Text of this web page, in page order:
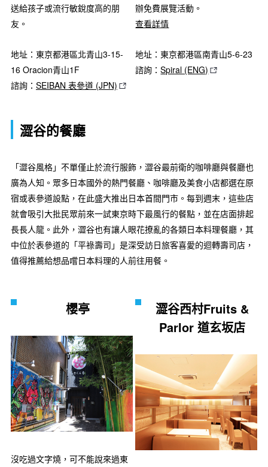
送給孩子或流行敏銳度高的朋
友。
地址：東京都港區北青山3-15-
16 Oracion青山1F
諮詢： SEIBAN 表參道 (JPN)
辦免費展覽活動。
查看詳情
地址：東京都港區南青山5-6-23
諮詢：Spiral (ENG)
澀谷的餐廳
「澀谷風格」不單僅止於流行服飾，澀谷最前衛的咖啡廳與餐廳也
廣為人知。眾多日本國外的熱門餐廳、咖啡廳及美食小店都選在原
宿或表參道設點，在此盛大推出日本首間門市。每到週末，這些店
就會吸引大批民眾前來一試東京時下最風行的餐點，並在店面排起
長長人龍。此外，澀谷也有讓人眼花撩亂的各類日本料理餐廳，其
中位於表參道的「平祿壽司」是深受訪日旅客喜愛的迴轉壽司店，
值得推薦給想品嚐日本料理的人前往用餐。
櫻亭
沒吃過文字燒，可不能說來過東
澀谷西村Fruits &
Parlor 道玄坂店